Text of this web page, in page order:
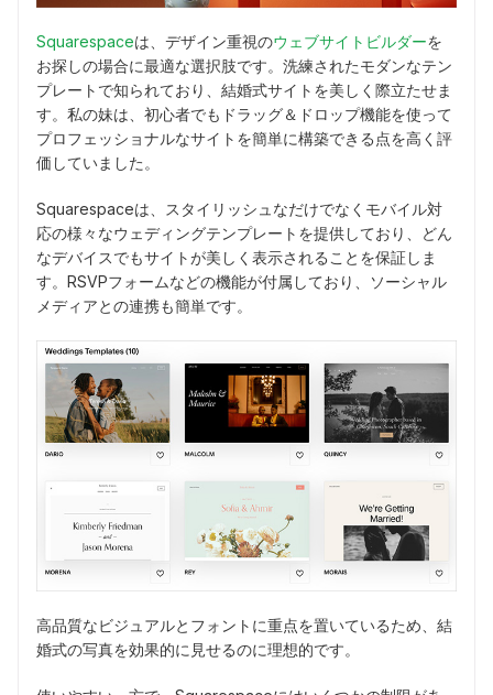
Squarespaceは、デザイン重視のウェブサイトビルダーを
お探しの場合に最適な選択肢です。洗練されたモダンなテン
プレートで知られており、結婚式サイトを美しく際立たせま
す。私の妹は、初心者でもドラッグ＆ドロップ機能を使って
プロフェッショナルなサイトを簡単に構築できる点を高く評
価していました。
Squarespaceは、スタイリッシュなだけでなくモバイル対
応の様々なウェディングテンプレートを提供しており、どん
なデバイスでもサイトが美しく表示されることを保証しま
す。RSVPフォームなどの機能が付属しており、ソーシャル
メディアとの連携も簡単です。
高品質なビジュアルとフォントに重点を置いているため、結
婚式の写真を効果的に見せるのに理想的です。